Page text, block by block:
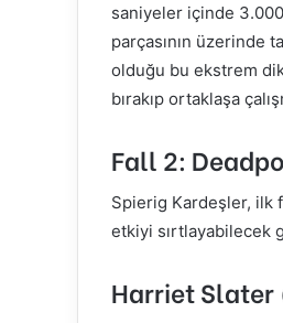
saniyeler içinde
parçasının üzerinde
olduğu bu ekstrem
bırakıp ortaklaşa
Fall 2:
Spierig Kardeşler, ilk
etkiyi sırtlayabilecek
Harriet Slater